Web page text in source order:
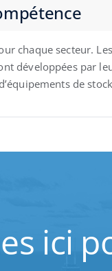
chaque secteur.
développées par
de
ici